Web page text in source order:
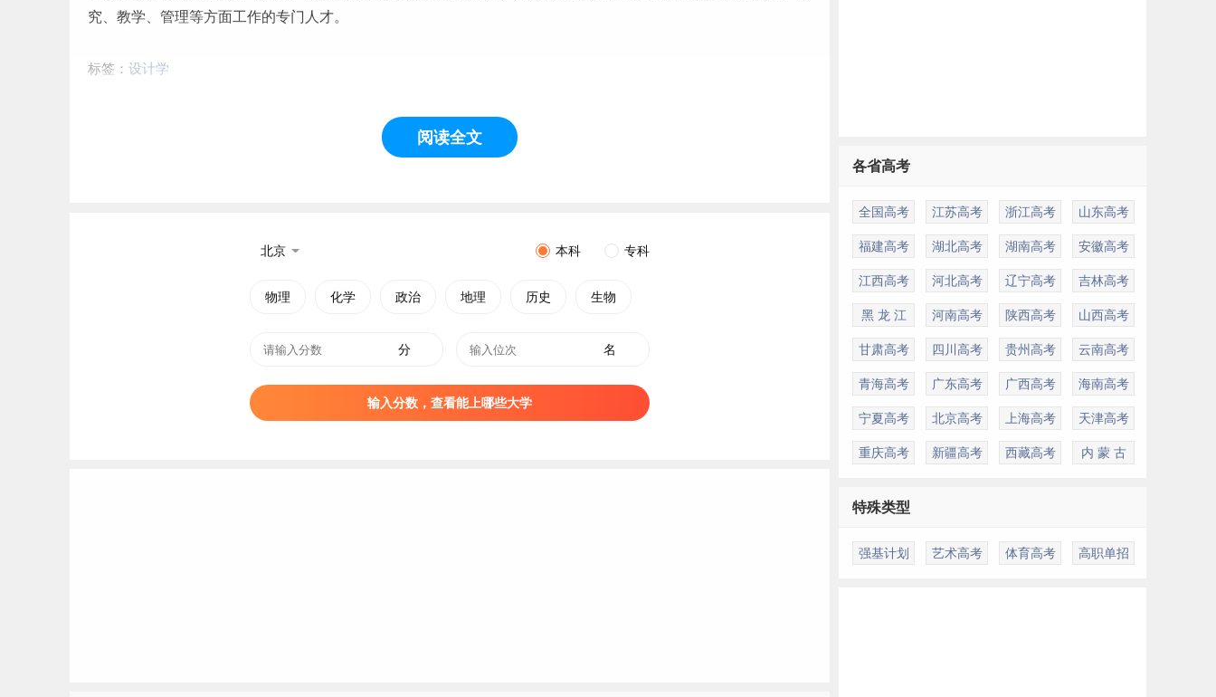
究、教学、管理等方面工作的专门人才。
标签： 设计学
阅读全文
北京 本科 专科
物理 化学 政治 地理 历史 生物
分 名
输入分数，查看能上哪些大学
各省高考
全国高考 江苏高考 浙江高考 山东高考
福建高考 湖北高考 湖南高考 安徽高考
江西高考 河北高考 辽宁高考 吉林高考
黑 龙 江 河南高考 陕西高考 山西高考
甘肃高考 四川高考 贵州高考 云南高考
青海高考 广东高考 广西高考 海南高考
宁夏高考 北京高考 上海高考 天津高考
重庆高考 新疆高考 西藏高考 内 蒙 古
特殊类型
强基计划 艺术高考 体育高考 高职单招